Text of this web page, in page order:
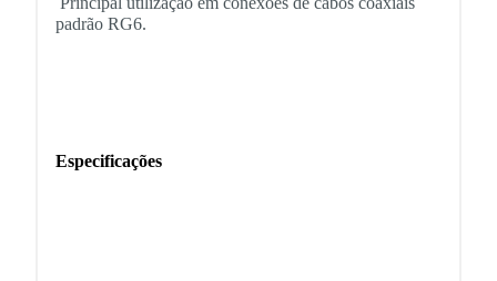
padrão RG6.
Especificações